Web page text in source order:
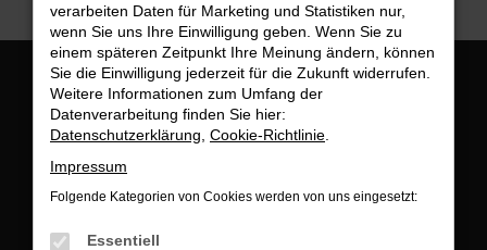
Öffnungszeiten:
Montag bis Freitag:
Postadresse:
verarbeiten Daten für Marketing und Statistiken nur,
wenn Sie uns Ihre Einwilligung geben. Wenn Sie zu
einem späteren Zeitpunkt Ihre Meinung ändern, können
Sie die Einwilligung jederzeit für die Zukunft widerrufen.
Weitere Informationen zum Umfang der
Datenverarbeitung finden Sie hier:
Datenschutzerklärung Cookie-Richtlinie
Impressum
Folgende Kategorien von Cookies werden von uns eingesetzt:
Essentiell